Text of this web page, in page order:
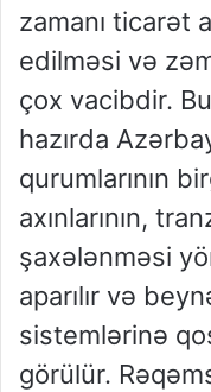
zamanı ticarət
edilməsi və
çox vacibdir.
hazırda
qurumlarının
axınlarının,
şaxələnməsi
aparılır və
sistemlərinə
görülür.